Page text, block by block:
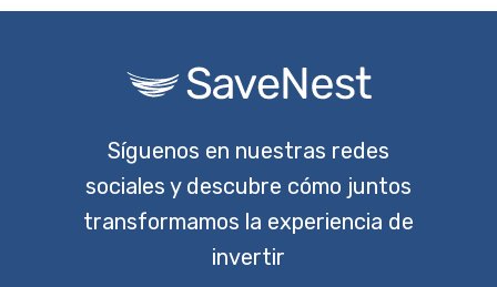
Síguenos en nuestras redes
sociales y descubre cómo juntos
transformamos la experiencia de
invertir